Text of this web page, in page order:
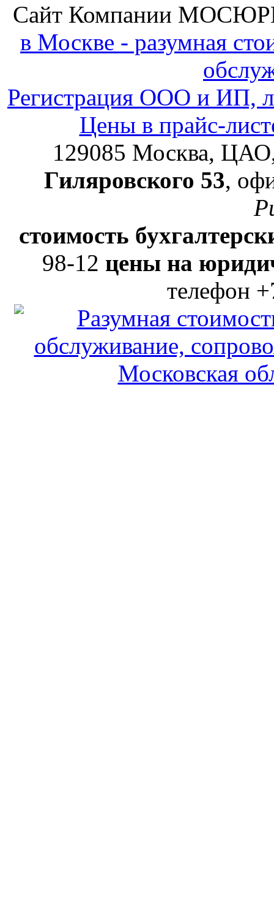
Сайт Компании
в Москве - разумная
Регистрация ООО и ИП,
Цены в прайс-
129085 Москва,
Гиляровского 53,
стоимость
98-12 цены на
телефон